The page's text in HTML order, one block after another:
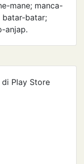
mane; manca-
batar-batar;
anjap.
di Play Store